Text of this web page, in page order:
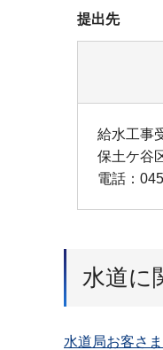
提出先
給水工事
保土ケ谷
電話：
水道に
水道局お客さ